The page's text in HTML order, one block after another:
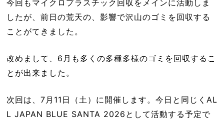
今回もマイクロプラスチック回収をメインに活動しま
したが、前日の荒天の、影響で沢山のゴミを回収する
ことがてきました。
改めまして、6月も多くの多種多様のゴミを回収するこ
とが出来ました。
次回は、7月11日（土）に開催します。今日と同じくAL
L JAPAN BLUE SANTA 2026として活動する予定で